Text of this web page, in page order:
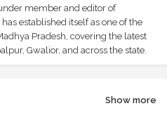
member and editor of
established itself as one of the
Pradesh, covering the latest
Gwalior, and across the state.
Show more